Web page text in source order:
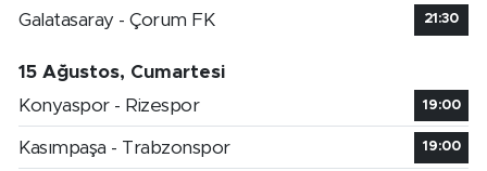
Galatasaray - Çorum FK
21:30
15 Ağustos, Cumartesi
Konyaspor - Rizespor
19:00
Kasımpaşa - Trabzonspor 19:00